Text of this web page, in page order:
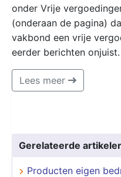
onder Vrije
(onderaan de pagina)
vakbond een vrije
eerder berichten onjuist.
Lees meer
Gerelateerde
Producten eigen